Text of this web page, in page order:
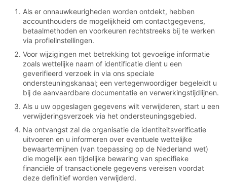
Als er onnauwkeurigheden worden ontdekt, hebben
accounthouders de mogelijkheid om contactgegevens,
betaalmethoden en voorkeuren rechtstreeks bij te werken
via profielinstellingen.
Voor wijzigingen met betrekking tot gevoelige informatie
zoals wettelijke naam of identificatie dient u een
geverifieerd verzoek in via ons speciale
ondersteuningskanaal; een vertegenwoordiger begeleidt u
bij de aanvaardbare documentatie en verwerkingstijdlijnen.
Als u uw opgeslagen gegevens wilt verwijderen, start u een
verwijderingsverzoek via het ondersteuningsgebied.
Na ontvangst zal de organisatie de identiteitsverificatie
uitvoeren en u informeren over eventuele wettelijke
bewaartermijnen (van toepassing op de Nederland wet)
die mogelijk een tijdelijke bewaring van specifieke
financiële of transactionele gegevens vereisen voordat
deze definitief worden verwijderd.